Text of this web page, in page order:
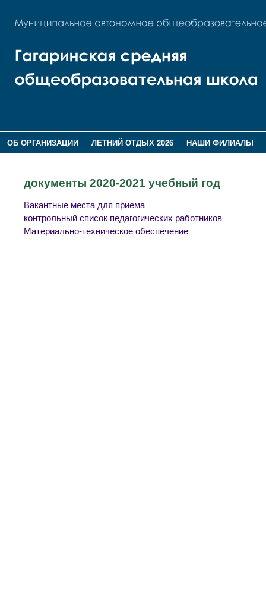
ОБ ОРГАНИЗАЦИИ ЛЕТНИЙ ОТДЫХ 2026
НАШИ ФИЛИАЛЫ
документы 2020-2021 учебный год
Вакантные места для приема
контрольный список педагогических работников
Материально-техническое обеспечение